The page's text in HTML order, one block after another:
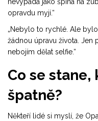
nevypadá jako špína na
opravdu myjí.“
„Nebylo to rychlé. Ale
žádnou úpravu života. Jen
nebojím dělat selfie.“
Co se
špatně?
Někteří lidé si myslí, že